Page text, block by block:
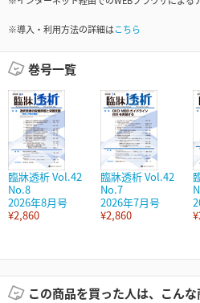
※導入・利用方法の詳細はこちら
巻号一覧
臨牀透析 Vol.42
No.8
2026年8月号
¥2,860
臨牀透析 Vol.42
No.7
2026年7月号
¥2,860
この商品を買った人は、こんな